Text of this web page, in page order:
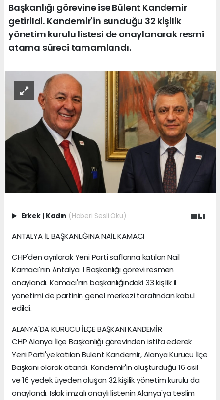
Başkanlığı görevine ise Bülent Kandemir
getirildi. Kandemir'in sunduğu 32 kişilik
yönetim kurulu listesi de onaylanarak resmi
atama süreci tamamlandı.
Erkek Kadın (Haberi Sesli Oku)
ANTALYA İL BAŞKANLIĞINA NAİL KAMACI
CHP'den ayrılarak Yeni Parti saflarına katılan Nail
Kamacı'nın Antalya İl Başkanlığı görevi resmen
onaylandı. Kamacı'nın başkanlığındaki 33 kişilik il
yönetimi de partinin genel merkezi tarafından kabul
edildi.
ALANYA'DA KURUCU İLÇE BAŞKANI KANDEMİR
CHP Alanya İlçe Başkanlığı görevinden istifa ederek
Yeni Parti'ye katılan Bülent Kandemir, Alanya Kurucu İlçe
Başkanı olarak atandı. Kandemir'in oluşturduğu 16 asil
ve 16 yedek üyeden oluşan 32 kişilik yönetim kurulu da
onaylandı. Islak imzalı onaylı listenin Alanya'ya teslim